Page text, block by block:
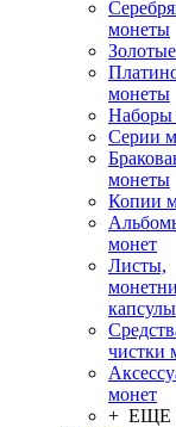
монеты
монеты
Наборы
Серии
монеты
Копии
монет
Листы,
капсулы
чистки
монет
+ ЕЩЕ